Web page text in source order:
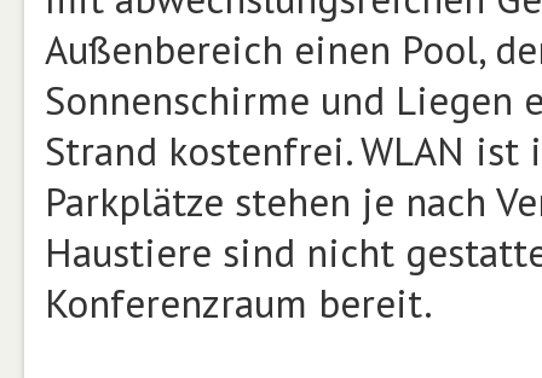
Außenbereich einen Pool,
Sonnenschirme und Liegen
Strand kostenfrei. WLAN
Parkplätze stehen je nach
Haustiere sind nicht
Konferenzraum bereit.